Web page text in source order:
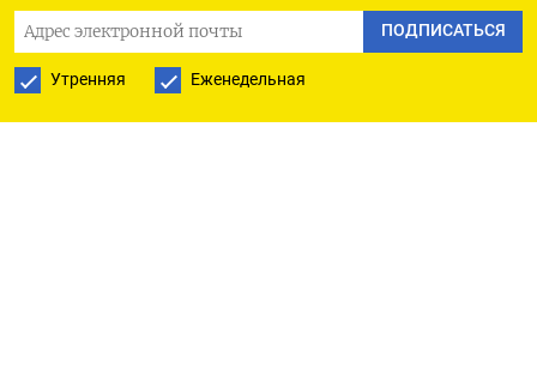
ПОДПИСАТЬСЯ
Утренняя Еженедельная